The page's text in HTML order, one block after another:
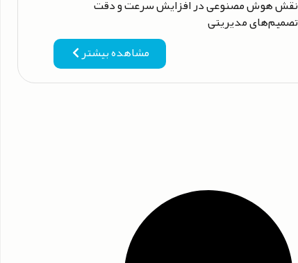
نقش هوش مصنوعی در افزایش سرعت و دقت
تصمیم‌های مدیریتی
مشاهده بیشتر